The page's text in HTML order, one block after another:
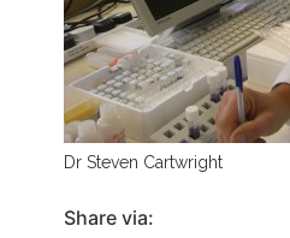
Dr Steven Cartwright
Share via: